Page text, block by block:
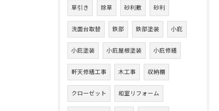
草引き 除草 砂利敷 砂利
洗面台取替 鉄部 鉄部塗装 小庇
小庇塗装 小庇屋根塗装 小庇修繕
軒天修繕工事 木工事 収納棚
クローゼット 和室リフォーム